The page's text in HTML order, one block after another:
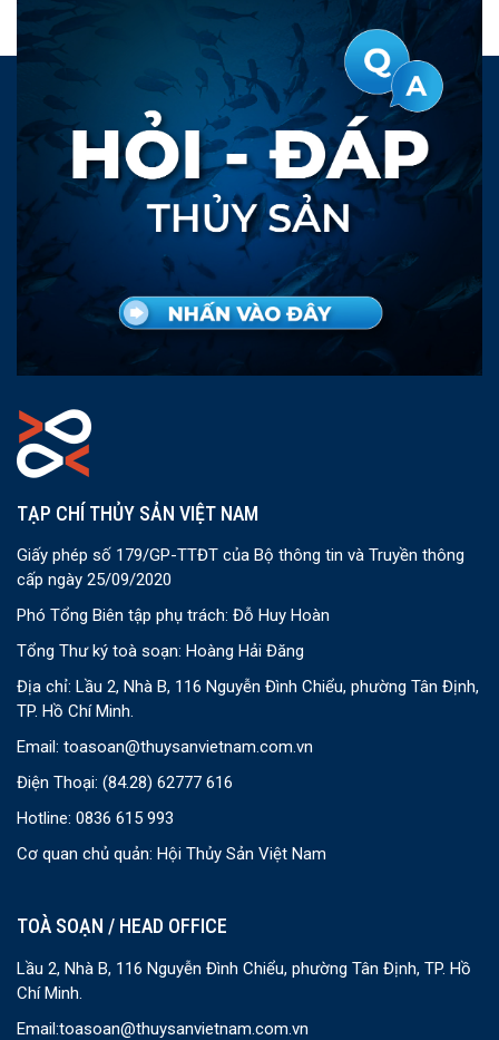
TẠP CHÍ THỦY SẢN VIỆT NAM
Giấy phép số 179/GP-TTĐT của Bộ thông tin và Truyền thông
cấp ngày 25/09/2020
Phó Tổng Biên tập phụ trách: Đỗ Huy Hoàn
Tổng Thư ký toà soạn: Hoàng Hải Đăng
Địa chỉ: Lầu 2, Nhà B, 116 Nguyễn Đình Chiểu, phường Tân Định,
TP. Hồ Chí Minh.
Email: toasoan@thuysanvietnam.com.vn
Điện Thoại: (84.28) 62777 616
Hotline: 0836 615 993
Cơ quan chủ quản: Hội Thủy Sản Việt Nam
TOÀ SOẠN / HEAD OFFICE
Lầu 2, Nhà B, 116 Nguyễn Đình Chiểu, phường Tân Định, TP. Hồ
Chí Minh.
Email:toasoan@thuysanvietnam.com.vn